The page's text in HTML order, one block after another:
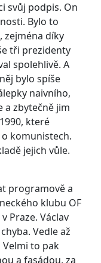
svůj podpis. On
Bylo to
zejména díky
tři prezidenty
spolehlivě. A
bylo spíše
naivního,
a zbytečně jim
které
komunistech.
jejich vůle.
programově a
klubu OF
Praze. Václav
Vedle až
to pak
a fasádou, za